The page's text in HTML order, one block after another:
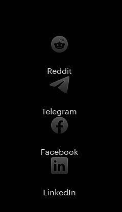
Reddit
Telegram
Facebook
LinkedIn